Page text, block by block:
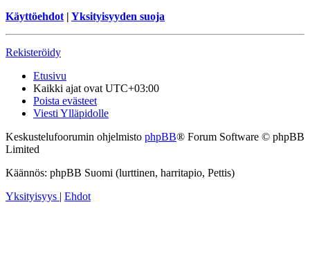
Käyttöehdot | Yksityisyyden suoja
Rekisteröidy
Etusivu
Kaikki ajat ovat UTC+03:00
Poista evästeet
Viesti Ylläpidolle
Keskustelufoorumin ohjelmisto phpBB® Forum Software © phpBB
Limited
Käännös: phpBB Suomi (lurttinen, harritapio, Pettis)
Yksityisyys | Ehdot